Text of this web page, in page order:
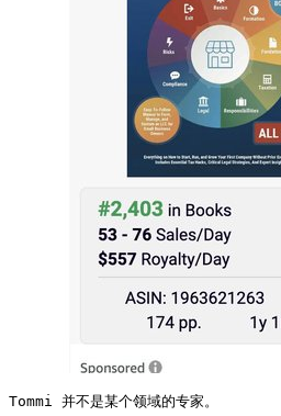
Tommi 并不是某个领域的专家。